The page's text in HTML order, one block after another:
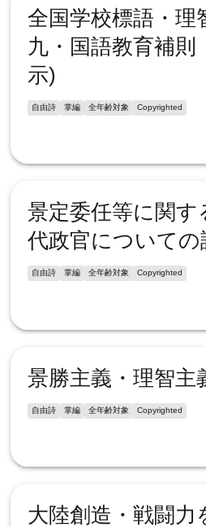
全国学校標語・
九・国語教育補
示)
自由詩 掌編 全年齢対象 Copyrighted
景定委任等に関す
代政官についての
自由詩 掌編 全年齢対象 Copyrighted
景勝主義・理智主
自由詩 掌編 全年齢対象 Copyrighted
大陸創造・戦闘力